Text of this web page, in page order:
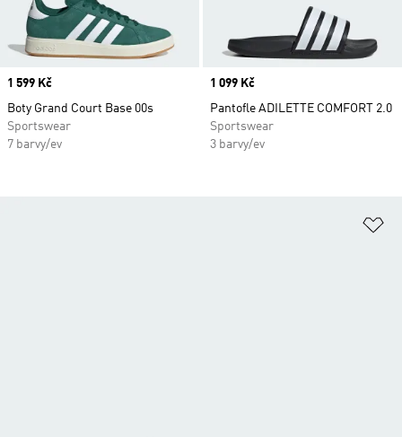
Price
1 599 Kč
Boty Grand Court Base 00s
Sportswear
7 barvy/ev
Price
1 099 Kč
Pantofle ADILETTE COMFORT 2.0
Sportswear
3 barvy/ev